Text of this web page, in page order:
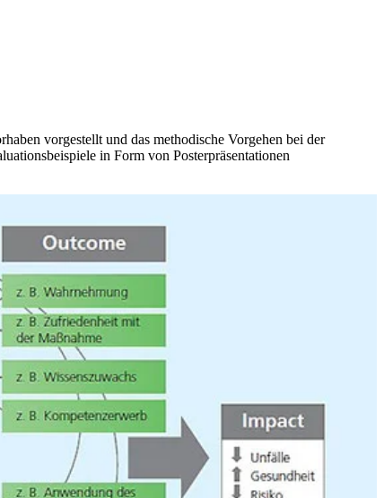
vorgestellt und das methodische Vorgehen bei der
in Form von Posterpräsentationen